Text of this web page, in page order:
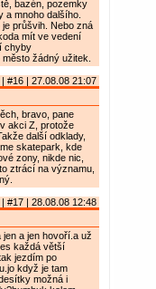
bazén, pozemky
a mnoho dalšího.
průšvih. Nebo zná
mít ve vedení
chyby
žádný užitek.
#16 | 27.08.08 21:07
bravo, pane
akci Z, protože
další odklady,
skatepark, kde
zony, nikde nic,
ztrácí na významu,
#17 | 28.08.08 12:48
a jen hovoří.a už
každá větší
jezdím po
když je tam
možná i